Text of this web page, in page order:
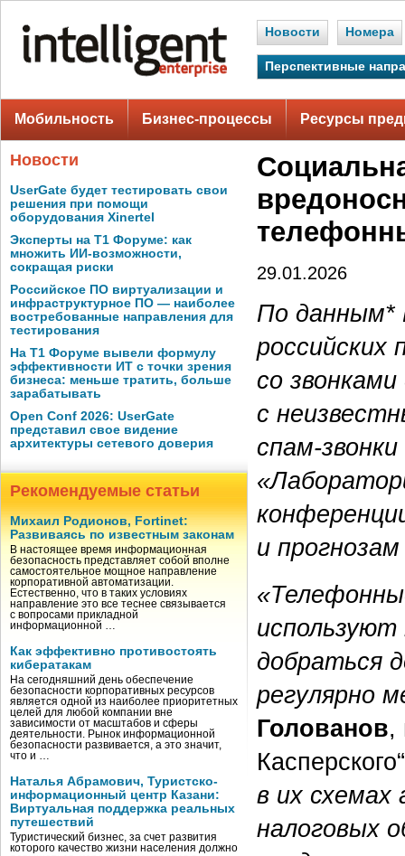
Новости Номера
Перспективные
Мобильность Бизнес-процессы Ресурсы
Новости
UserGate будет тестировать свои
решения при помощи
оборудования Xinertel
Эксперты на Т1 Форуме: как
множить ИИ-возможности,
сокращая риски
Российское ПО виртуализации и
инфраструктурное ПО — наиболее
востребованные направления для
тестирования
На Т1 Форуме вывели формулу
эффективности ИТ с точки зрения
бизнеса: меньше тратить, больше
зарабатывать
Open Conf 2026: UserGate
представил свое видение
архитектуры сетевого доверия
Рекомендуемые статьи
Михаил Родионов, Fortinet:
Развиваясь по известным законам
В настоящее время информационная
безопасность представляет собой вполне
самостоятельное мощное направление
корпоративной автоматизации.
Естественно, что в таких условиях
направление это все теснее связывается
с вопросами прикладной
информационной …
Как эффективно противостоять
кибератакам
На сегодняшний день обеспечение
безопасности корпоративных ресурсов
является одной из наиболее приоритетных
целей для любой компании вне
зависимости от масштабов и сферы
деятельности. Рынок информационной
безопасности развивается, а это значит,
что и …
Наталья Абрамович, Туристско-
информационный центр Казани:
Виртуальная поддержка реальных
путешествий
Туристический бизнес, за счет развития
которого качество жизни населения должно
29.01.2026
По данным*
российских
со
с
спам-
и
добраться
регулярно
Голованов,
в их схемах
налоговых